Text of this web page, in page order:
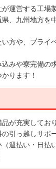
運営する工場
、九州地方を
方や、プライ
みや寮完備の
ります！
が充実してお
引っ越しサポ
週払い・日払